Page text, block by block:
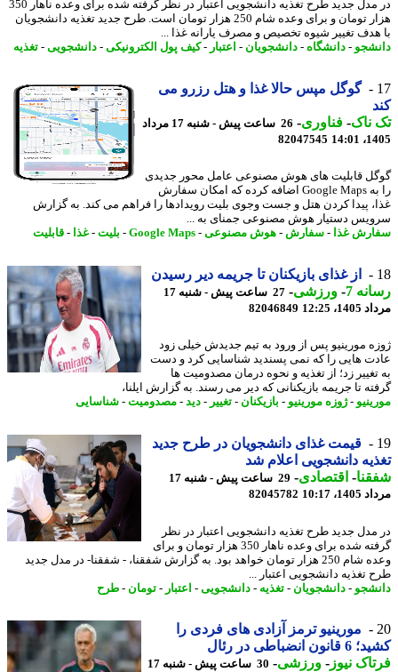
در مدل جدید طرح تغذیه دانشجویی اعتبار در نظر گرفته شده برای وعده ناهار 350
هزار تومان و برای وعده شام 250 هزار تومان است. طرح جدید تغذیه دانشجویان
تغییر شیوه تخصیص و مصرف یارانه غذا ...
-دانشگاه-دانشجویان-اعتبار-کیف پول الکترونیکی-دانشجویی-تغذیه
گوگل مپس حالا غذا و هتل رزرو می
-فناوری-
26 ساعت پیش - شنبه 17 مرداد
82047545
قابلیت های هوش مصنوعی عامل محور جدیدی
را به Google Maps اضافه کرده که امکان سفارش
پیدا کردن هتل و جست وجوی بلیت رویدادها را فراهم می کند. به گزارش
دستیار هوش مصنوعی جمنای به ...
غذا-سفارش-هوش مصنوعی-
Google Maps
-بلیت -غذا-قابلیت
از غذای بازیکنان تا جریمه دیر رسیدن
7
-ورزشی-
27 ساعت پیش - شنبه 17
12:25
82046849
مورینیو پس از ورود به تیم جدیدش خیلی زود
هایی را که نمی پسندید شناسایی کرد و دست
زد؛ از تغذیه و نحوه درمان مصدومیت ها
تا جریمه بازیکنانی که دیر می رسند. به گزارش ایلنا،
-ژوزه مورینیو-بازیکنان-تغییر-دید -مصدومیت-شناسایی
قیمت غذای دانشجویان در طرح جدید
دانشجویی اعلام شد
-اقتصادی-
29 ساعت پیش - شنبه 17
10:17
82045782
جدید طرح تغذیه دانشجویی اعتبار در نظر
گرفته شده برای وعده ناهار 350 هزار تومان و برای
وعده شام 250 هزار تومان خواهد بود. به گزارش شفقنا، - شفقنا- در مدل جدید
تغذیه دانشجویی اعتبار ...
-دانشجویان-تغذیه-دانشجویی-اعتبار-تومان-طرح
مورینیو ترمز آزادی های فردی را
انضباطی در رئال
نیوز-ورزشی-
30 ساعت پیش - شنبه 17